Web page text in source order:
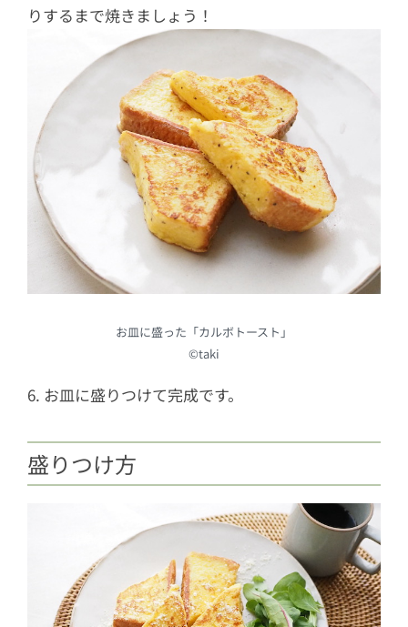
りするまで焼きましょう！
お皿に盛った「カルボトースト」
©︎taki
6. お皿に盛りつけて完成です。
盛りつけ方